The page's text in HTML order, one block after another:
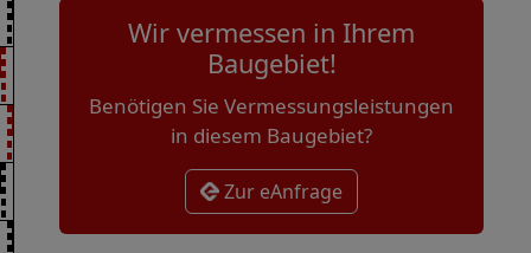
Wir vermessen in Ihrem
Baugebiet!
Benötigen Sie Vermessungsleistungen
in diesem Baugebiet?
Zur eAnfrage